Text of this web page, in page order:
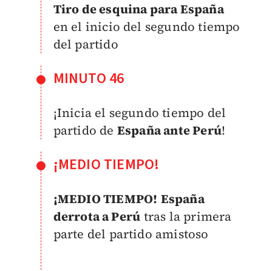
Tiro de esquina para España
en el inicio del segundo tiempo
del partido
MINUTO 46
¡Inicia el segundo tiempo del
partido de España ante Perú!
¡MEDIO TIEMPO!
¡MEDIO TIEMPO! España
derrota a Perú tras la primera
parte del partido amistoso